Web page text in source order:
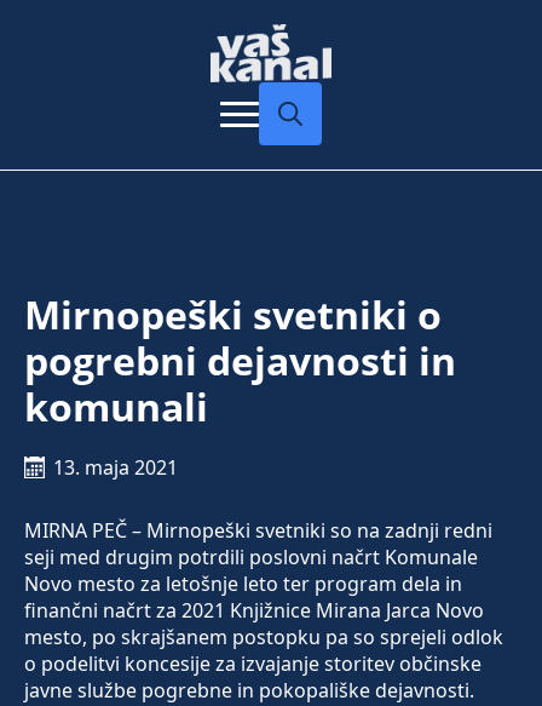
Mirnopeški svetniki o
pogrebni dejavnosti in
komunali
13. maja 2021
MIRNA PEČ – Mirnopeški svetniki so na zadnji redni
seji med drugim potrdili poslovni načrt Komunale
Novo mesto za letošnje leto ter program dela in
finančni načrt za 2021 Knjižnice Mirana Jarca Novo
mesto, po skrajšanem postopku pa so sprejeli odlok
o podelitvi koncesije za izvajanje storitev občinske
javne službe pogrebne in pokopališke dejavnosti.